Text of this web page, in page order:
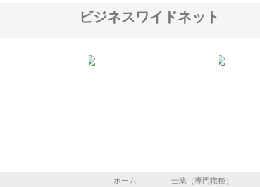
ビジネスワイドネット
ホーム 士業（専門職種）